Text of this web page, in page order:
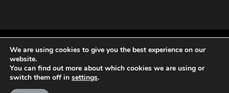
Copyright © 2025. All rights reserved.
We are using cookies to give you the best experience on our
website.
You can find out more about which cookies we are using or
switch them off in settings.